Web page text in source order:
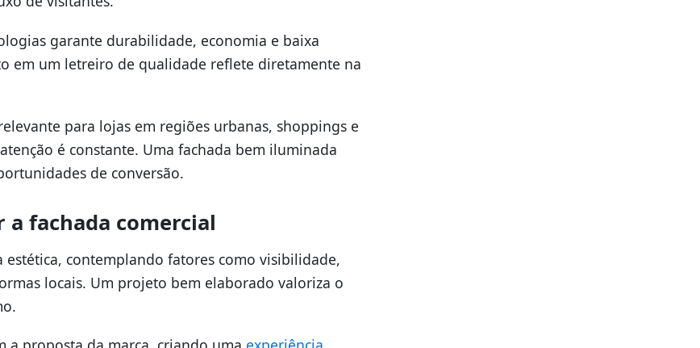
garante durabilidade, economia e baixa
em um letreiro de qualidade reflete diretamente na
para lojas em regiões urbanas, shoppings e
é constante. Uma fachada bem iluminada
de conversão.
a fachada comercial
contemplando fatores como visibilidade,
locais. Um projeto bem elaborado valoriza o